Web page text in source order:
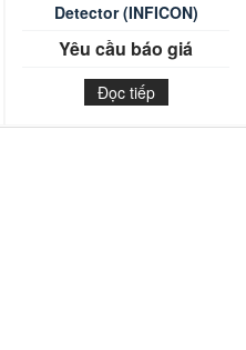
Detector (INFICON)
Yêu cầu báo giá
Đọc tiếp